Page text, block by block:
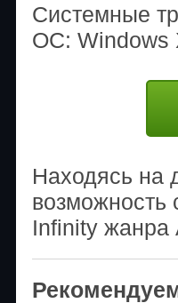
Системные
ОС: Windows
Находясь на
возможность
Infinity жанра